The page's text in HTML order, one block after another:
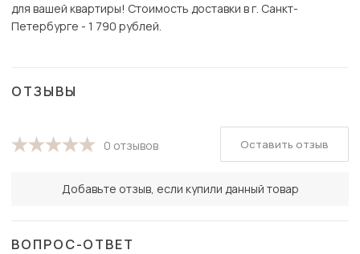
для вашей квартиры! Стоимость доставки в г. Санкт-
Петербурге - 1 790 рублей.
ОТЗЫВЫ
0 отзывов
Добавьте отзыв, если купили данный товар
Оставить отзыв
ВОПРОС-ОТВЕТ